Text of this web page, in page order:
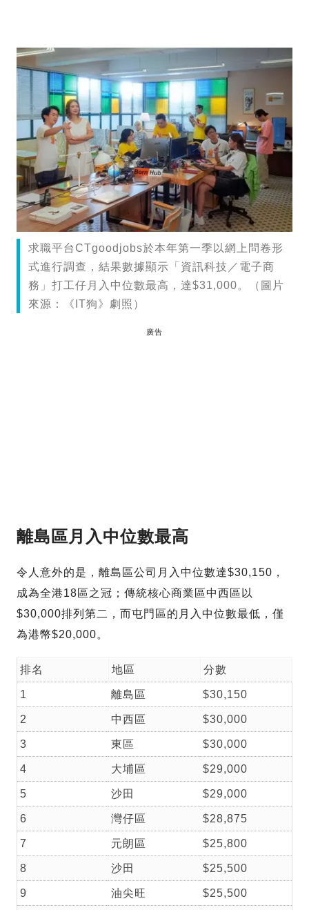
求職平台CTgoodjobs於本年第一季以網上問卷形
式進行調查，結果數據顯示「資訊科技／電子商
務」打工仔月入中位數最高，達$31,000。（圖片
來源：《IT狗》劇照）
廣告
離島區月入中位數最高
令人意外的是，離島區公司月入中位數達$30,150，
成為全港18區之冠；傳統核心商業區中西區以
$30,000排列第二，而屯門區的月入中位數最低，僅
為港幣$20,000。
排名 地區 分數
1 離島區 $30,150
2 中西區 $30,000
3 東區 $30,000
4 大埔區 $29,000
5 沙田 $29,000
6 灣仔區 $28,875
7 元朗區 $25,800
8 沙田 $25,500
9 油尖旺 $25,500